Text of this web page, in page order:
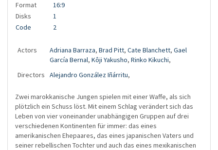
Format
16:9
Disks
1
Code
2
Actors Adriana Barraza, Brad Pitt, Cate Blanchett, Gael
García Bernal, Kôji Yakusho, Rinko Kikuchi,
Directors
Alejandro González Iñárritu,
Zwei marokkanische Jungen spielen mit einer Waffe, als sich
plötzlich ein Schuss löst. Mit einem Schlag verändert sich das
Leben von vier voneinander unabhängigen Gruppen auf drei
verschiedenen Kontinenten für immer: das eines
amerikanischen Ehepaares, das eines japanischen Vaters und
seiner rebellischen Tochter und auch das eines mexikanischen